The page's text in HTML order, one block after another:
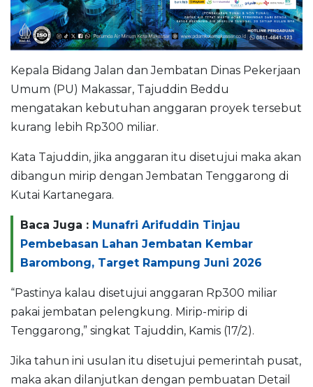
Kepala Bidang Jalan dan Jembatan Dinas Pekerjaan
Umum (PU) Makassar, Tajuddin Beddu
mengatakan kebutuhan anggaran proyek tersebut
kurang lebih Rp300 miliar.
Kata Tajuddin, jika anggaran itu disetujui maka akan
dibangun mirip dengan Jembatan Tenggarong di
Kutai Kartanegara.
Baca Juga : Munafri Arifuddin Tinjau
Pembebasan Lahan Jembatan Kembar
Barombong, Target Rampung Juni 2026
“Pastinya kalau disetujui anggaran Rp300 miliar
pakai jembatan pelengkung. Mirip-mirip di
Tenggarong,” singkat Tajuddin, Kamis (17/2).
Jika tahun ini usulan itu disetujui pemerintah pusat,
maka akan dilanjutkan dengan pembuatan Detail